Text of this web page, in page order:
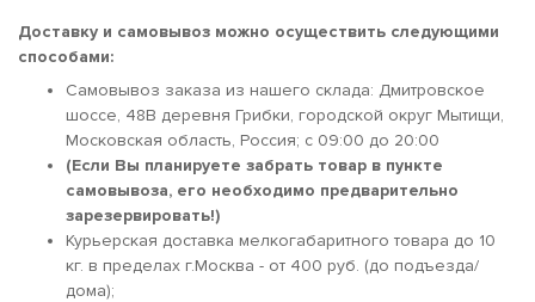
Доставку и самовывоз можно осуществить следующими
способами:
Самовывоз заказа из нашего склада: Дмитровское
шоссе, 48В деревня Грибки, городской округ Мытищи,
Московская область, Россия; c 09:00 до 20:00
(Если Вы планируете забрать товар в пункте
самовывоза, его необходимо предварительно
зарезервировать!)
Курьерская доставка мелкогабаритного товара до 10
кг. в пределах г.Москва - от 400 руб. (до подъезда/
дома);